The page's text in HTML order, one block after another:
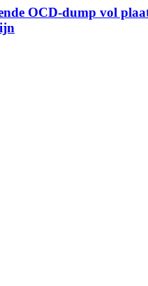
OCD-dump vol